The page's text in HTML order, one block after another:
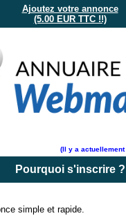
Ajoutez votre annonce
(5.00 EUR TTC !!)
(Il y a actuellement
Pourquoi s'inscrire ?
simple et rapide.